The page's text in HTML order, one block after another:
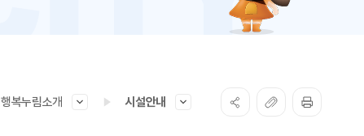
행복누림소개 시설안내